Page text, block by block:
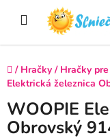
Domov
/ Hračky / Hračky
Elektrická železnica
WOOPIE
Obrovský